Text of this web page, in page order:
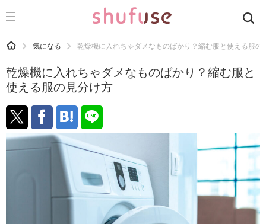
CATEGORY 記事カテゴリ
運気
洗濯
生活の知恵
お金
HOME 気になる 乾燥機に入れちゃダメなものばかり？縮む服と使える服の
乾燥機に入れちゃダメなものばかり？縮む服と
使える服の見分け方